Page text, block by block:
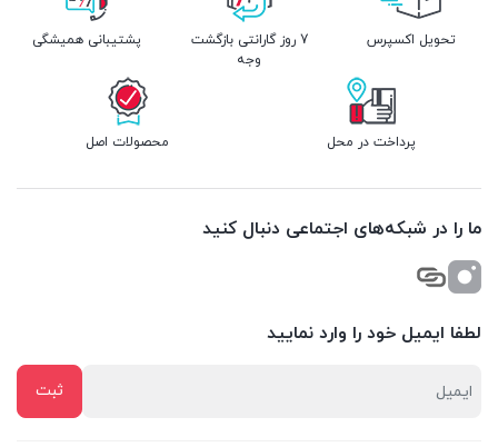
تحویل اکسپرس
7 روز گارانتی بازگشت
وجه
پشتیبانی همیشگی
پرداخت در محل محصولات اصل
ما را در شبکه‌های اجتماعی دنبال کنید
لطفا ایمیل خود را وارد نمایید